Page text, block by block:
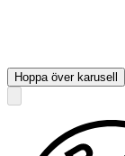
Hoppa över karusell